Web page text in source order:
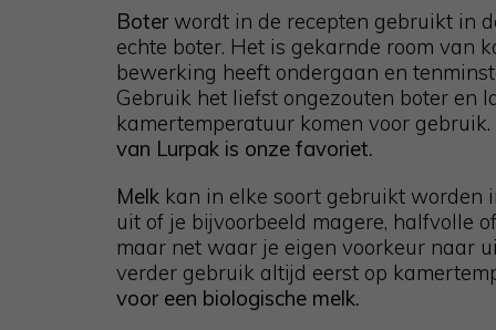
Boter wordt in de recepten gebruikt in
echte boter. Het is gekarnde room van
bewerking heeft ondergaan en
Gebruik het liefst ongezouten boter en
kamertemperatuur komen voor gebruik.
van Lurpak is onze favoriet.
Melk kan in elke soort gebruikt worden
uit of je bijvoorbeeld magere, halfvolle
maar net waar je eigen voorkeur naar
verder gebruik altijd eerst op
voor een biologische melk.